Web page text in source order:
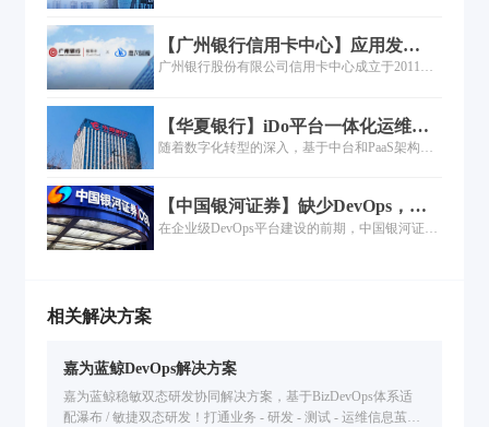
的基础。
段的业务发展需求，因此贵州农信积极寻求解决
方案，去改善乃至扭转当前数字金融业务交付困
【广州银行信用卡中心】应用发
布“快”且“稳”，5分钟实现一键发
广州银行股份有限公司信用卡中心成立于2011
等板块，拥有从金融产品研发至销售及后期风险
控制、客户服务完整业务链条......
【华夏银行】iDo平台一体化运维的
落地过程
随着数字化转型的深入，基于中台和PaaS架构的
进行中台化整合、工具场景如何联动，是个复杂
而庞大的工程......
【中国银河证券】缺少DevOps，企
业数字化转型就是带着脚镣跳舞
在企业级DevOps平台建设的前期，中国银河证券
相关解决方案
嘉为蓝鲸DevOps解决方案
嘉为蓝鲸稳敏双态研发协同解决方案，基于BizDevOps体系适
配瀑布 / 敏捷双态研发！打通业务 - 研发 - 测试 - 运维信息茧